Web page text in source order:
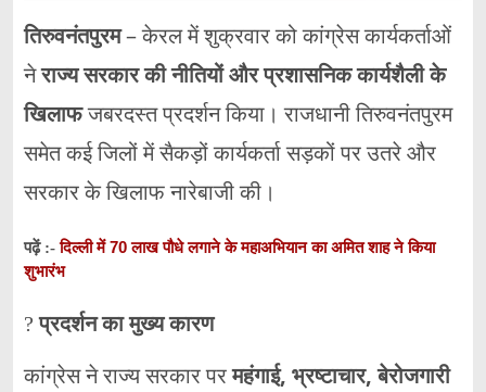
तिरुवनंतपुरम– केरल में शुक्रवार को कांग्रेस कार्यकर्ताओं
नेराज्य सरकार की नीतियों और प्रशासनिक कार्यशैली के
खिलाफजबरदस्त प्रदर्शन किया। राजधानी तिरुवनंतपुरम
समेत कई जिलों में सैकड़ों कार्यकर्ता सड़कों पर उतरे और
सरकार के खिलाफ नारेबाजी की।
पढ़ें :-दिल्ली में 70 लाख पौधे लगाने के महाअभियान का अमित शाह ने किया
शुभारंभ
?प्रदर्शन का मुख्य कारण
कांग्रेस ने राज्य सरकार परमहंगाई, भ्रष्टाचार, बेरोजगारी